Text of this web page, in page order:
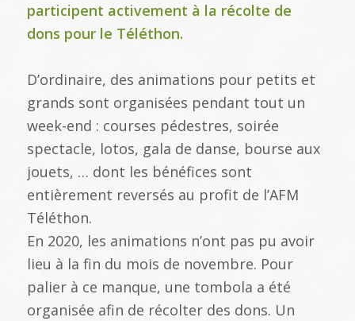
participent activement à la récolte de
dons pour le Téléthon.
D’ordinaire, des animations pour petits et
grands sont organisées pendant tout un
week-end : courses pédestres, soirée
spectacle, lotos, gala de danse, bourse aux
jouets, … dont les bénéfices sont
entièrement reversés au profit de l’AFM
Téléthon.
En 2020, les animations n’ont pas pu avoir
lieu à la fin du mois de novembre. Pour
palier à ce manque, une tombola a été
organisée afin de récolter des dons. Un